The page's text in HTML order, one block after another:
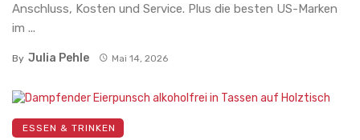
Anschluss, Kosten und Service. Plus die besten US-Marken
im ...
By Julia Pehle Mai 14, 2026
ESSEN & TRINKEN